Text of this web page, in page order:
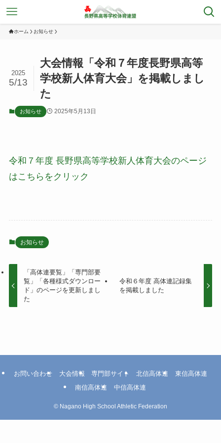
ホーム お知らせ
大会情報「令和７年度長野県高等
学校新人体育大会」を掲載しまし
た
2025
5/13
お知らせ 2025年5月13日
令和７年度 長野県高等学校新人体育大会のページ
はこちらをクリック
お知らせ
「高体連要覧」「専門部要
覧」「各種様式ダウンロー
ド」のページを更新しまし
た
令和６年度 高体連記録集
を掲載しました
お問い合わせ 大会情報 専門部サイト 北信高体連
東信高体連
南信高体連
中信高体連
© Nagano High School Athletic Federation